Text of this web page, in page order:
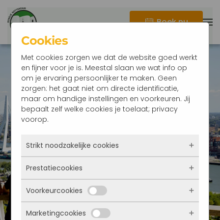
Boek nu
Teambuilding
Rotterdam, het
ideale
bedrijfsuitje!
Cookies
Met cookies zorgen we dat de website goed werkt
en fijner voor je is. Meestal slaan we wat info op
om je ervaring persoonlijker te maken. Geen
zorgen: het gaat niet om directe identificatie,
maar om handige instellingen en voorkeuren. Jij
bepaalt zelf welke cookies je toelaat; privacy
voorop.
Strikt noodzakelijke cookies
Deze cookies zorgen ervoor dat de website
überhaupt werkt. Ze zijn dus altijd actief en
kunnen niet worden uitgezet. Meestal worden
ze alleen geplaatst als jij iets doet, zoals
inloggen, een formulier invullen of je
Prestatiecookies
Met deze cookies zien we hoe vaak onze site
bezocht wordt, waar bezoekers vandaan
komen en welke pagina’s populair zijn. Zo
Voorkeurcookies
Deze cookies onthouden jouw voorkeuren.
Marketingcookies